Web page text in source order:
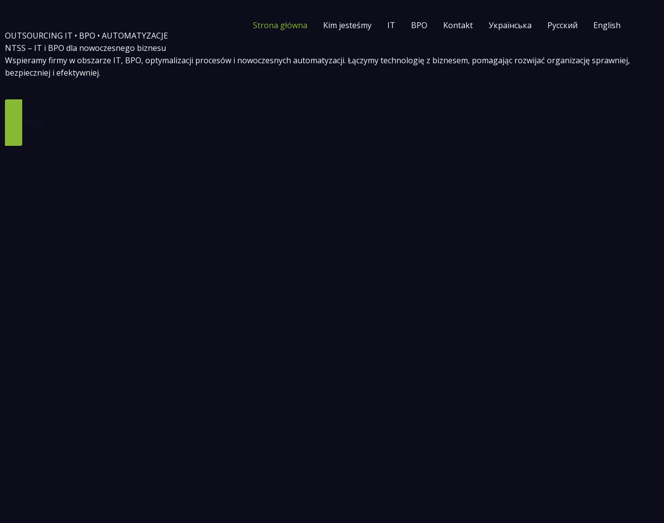
treści
Strona główna Kim jesteśmy IT BPO Kontakt Українська Русский
English
OUTSOURCING IT • BPO • AUTOMATYZACJE
NTSS – IT i BPO dla nowoczesnego biznesu
Wspieramy firmy w obszarze IT, BPO, optymalizacji procesów i nowoczesnych automatyzacji. Łączymy technologię z biznesem, pomagając rozwijać organizację sprawniej,
bezpieczniej i efektywniej.